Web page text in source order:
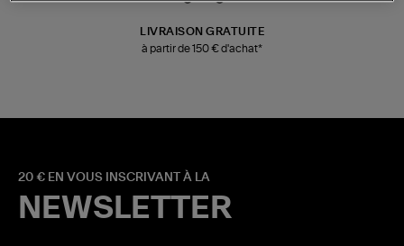
LIVRAISON GRATUITE
à partir de 150 € d'achat*
20 € EN VOUS INSCRIVANT À LA
NEWSLETTER